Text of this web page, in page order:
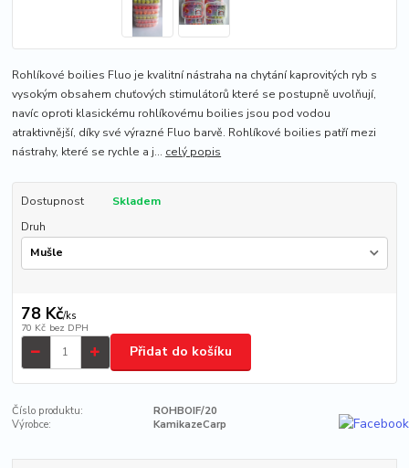
Rohlíkové boilies Fluo je kvalitní nástraha na chytání kaprovitých ryb s
vysokým obsahem chuťových stimulátorů které se postupně uvolňují,
navíc oproti klasickému rohlíkovému boilies jsou pod vodou
atraktivnější, díky své výrazné Fluo barvě. Rohlíkové boilies patří mezi
nástrahy, které se rychle a j... celý popis
Dostupnost
Skladem
Druh
78 Kč/ks
70 Kč bez DPH
Přidat do košíku
Číslo produktu:
ROHBOIF/20
Výrobce:
KamikazeCarp